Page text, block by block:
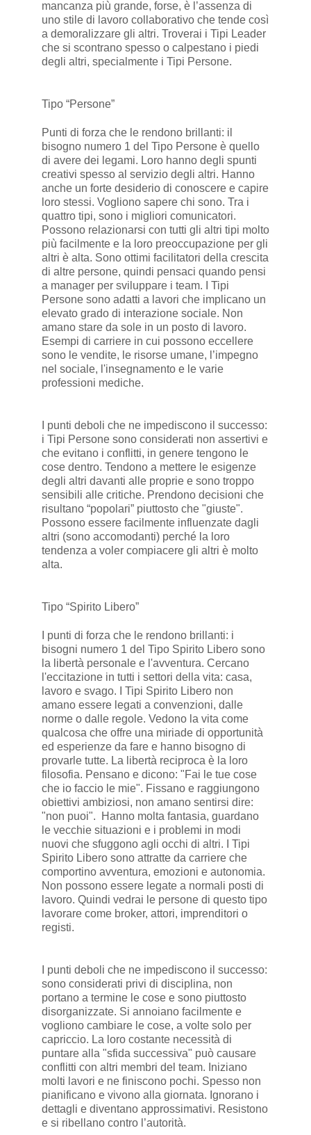
mancanza più grande, forse, è l’assenza di
uno stile di lavoro collaborativo che tende così
a demoralizzare gli altri. Troverai i Tipi Leader
che si scontrano spesso o calpestano i piedi
degli altri, specialmente i Tipi Persone.
Tipo “Persone”
Punti di forza che le rendono brillanti: il
bisogno numero 1 del Tipo Persone è quello
di avere dei legami. Loro hanno degli spunti
creativi spesso al servizio degli altri. Hanno
anche un forte desiderio di conoscere e capire
loro stessi. Vogliono sapere chi sono. Tra i
quattro tipi, sono i migliori comunicatori.
Possono relazionarsi con tutti gli altri tipi molto
più facilmente e la loro preoccupazione per gli
altri è alta. Sono ottimi facilitatori della crescita
di altre persone, quindi pensaci quando pensi
a manager per sviluppare i team. I Tipi
Persone sono adatti a lavori che implicano un
elevato grado di interazione sociale. Non
amano stare da sole in un posto di lavoro.
Esempi di carriere in cui possono eccellere
sono le vendite, le risorse umane, l’impegno
nel sociale, l'insegnamento e le varie
professioni mediche.
I punti deboli che ne impediscono il successo:
i Tipi Persone sono considerati non assertivi e
che evitano i conflitti, in genere tengono le
cose dentro. Tendono a mettere le esigenze
degli altri davanti alle proprie e sono troppo
sensibili alle critiche. Prendono decisioni che
risultano “popolari” piuttosto che "giuste".
Possono essere facilmente influenzate dagli
altri (sono accomodanti) perché la loro
tendenza a voler compiacere gli altri è molto
alta.
Tipo “Spirito Libero”
I punti di forza che le rendono brillanti: i
bisogni numero 1 del Tipo Spirito Libero sono
la libertà personale e l'avventura. Cercano
l'eccitazione in tutti i settori della vita: casa,
lavoro e svago. I Tipi Spirito Libero non
amano essere legati a convenzioni, dalle
norme o dalle regole. Vedono la vita come
qualcosa che offre una miriade di opportunità
ed esperienze da fare e hanno bisogno di
provarle tutte. La libertà reciproca è la loro
filosofia. Pensano e dicono: "Fai le tue cose
che io faccio le mie". Fissano e raggiungono
obiettivi ambiziosi, non amano sentirsi dire:
"non puoi". Hanno molta fantasia, guardano
le vecchie situazioni e i problemi in modi
nuovi che sfuggono agli occhi di altri. I Tipi
Spirito Libero sono attratte da carriere che
comportino avventura, emozioni e autonomia.
Non possono essere legate a normali posti di
lavoro. Quindi vedrai le persone di questo tipo
lavorare come broker, attori, imprenditori o
registi.
I punti deboli che ne impediscono il successo:
sono considerati privi di disciplina, non
portano a termine le cose e sono piuttosto
disorganizzate. Si annoiano facilmente e
vogliono cambiare le cose, a volte solo per
capriccio. La loro costante necessità di
puntare alla "sfida successiva" può causare
conflitti con altri membri del team. Iniziano
molti lavori e ne finiscono pochi. Spesso non
pianificano e vivono alla giornata. Ignorano i
dettagli e diventano approssimativi. Resistono
e si ribellano contro l’autorità.